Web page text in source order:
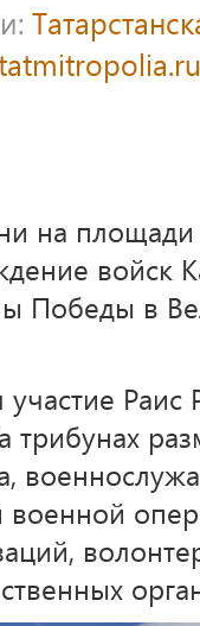
на площади
войск
Победы в
Раис